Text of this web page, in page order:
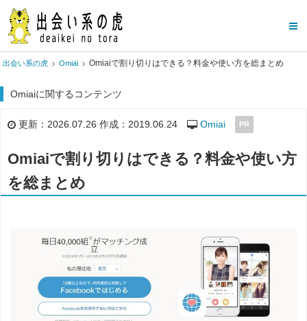
出会い系の虎 Omiai Omiaiで割り切りはできる？料金や使い方を総まとめ
Omiaiに関するコンテンツ
更新：2026.07.26 作成：2019.06.24 Omiai PR
Omiaiで割り切りはできる？料金や使い方
を総まとめ